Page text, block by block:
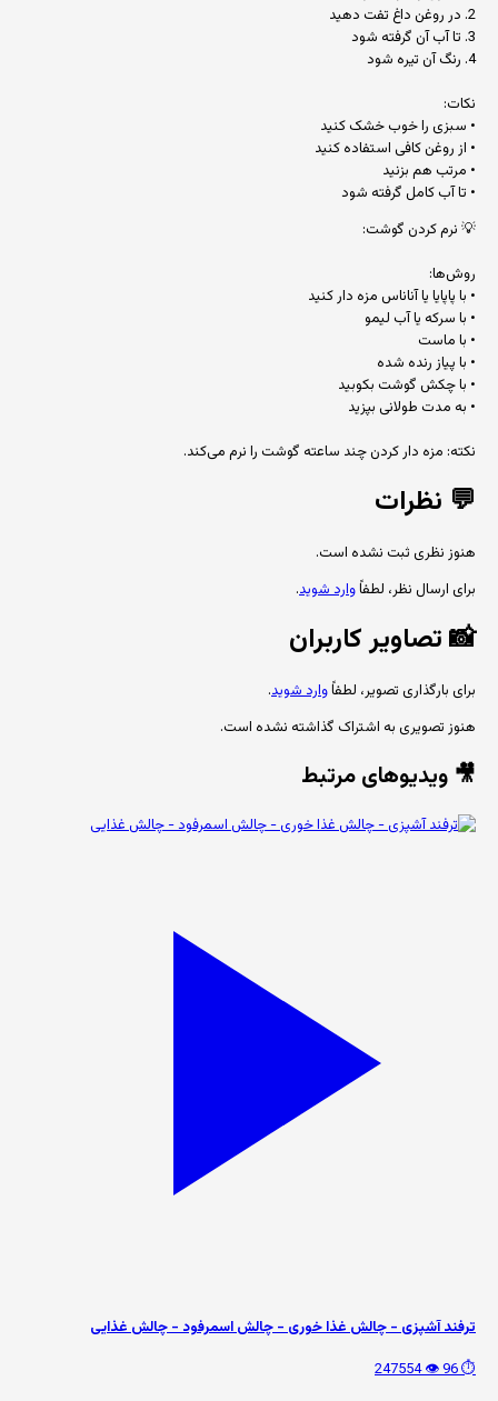
2. در روغن داغ تفت دهید
3. تا آب آن گرفته شود
4. رنگ آن تیره شود
نکات:
• سبزی را خوب خشک کنید
• از روغن کافی استفاده کنید
• مرتب هم بزنید
• تا آب کامل گرفته شود
💡 نرم کردن گوشت:
روش‌ها:
• با پاپایا یا آناناس مزه دار کنید
• با سرکه یا آب لیمو
• با ماست
• با پیاز رنده شده
• با چکش گوشت بکوبید
• به مدت طولانی بپزید
نکته: مزه دار کردن چند ساعته گوشت را نرم می‌کند.
💬 نظرات
هنوز نظری ثبت نشده است.
برای ارسال نظر، لطفاًوارد شوید.
📸تصاویر کاربران
برای بارگذاری تصویر، لطفاًوارد شوید.
هنوز تصویری به اشتراک گذاشته نشده است.
🎥 ویدیوهای مرتبط
ترفند آشپزی - چالش غذا خوری - چالش اسمرفود - چالش غذایی
⏱️ 96
👁️ 247554